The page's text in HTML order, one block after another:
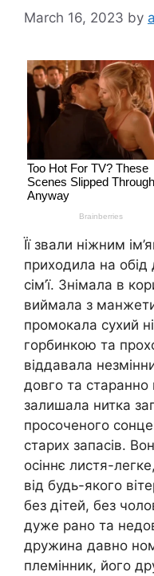
March 16, 2023 by
Її звали ніжним
приходила на обід
сім’ї. Знімала в
виймала з
промокала сухий
горбинкою та
віддавала
довго та
залишала нитка
просоченого
старих запасів.
осіннє листя-
від будь-якого
без дітей, без
дуже рано та
дружина давно
племінник, його